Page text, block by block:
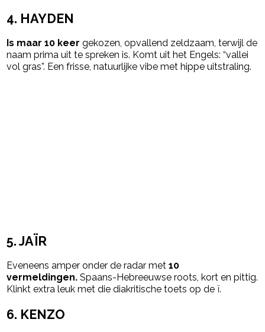
4. HAYDEN
Is maar 10 keer gekozen, opvallend zeldzaam, terwijl de
naam prima uit te spreken is. Komt uit het Engels: “vallei
vol gras”. Een frisse, natuurlijke vibe met hippe uitstraling.
5. JAÏR
Eveneens amper onder de radar met10
vermeldingen.Spaans-Hebreeuwse roots, kort en pittig.
Klinkt extra leuk met die diakritische toets op de ï.
6. KENZO